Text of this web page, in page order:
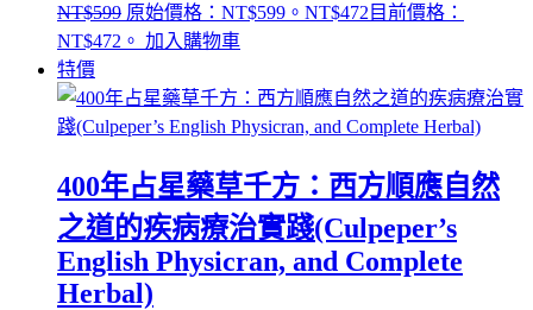
NT$599 原始價格：NT$599。 NT$472 目前價格：
NT$472。 加入購物車
特價
400年占星藥草千方：西方順應自然
之道的疾病療治實踐(Culpeper’s
English Physicran, and Complete
Herbal)